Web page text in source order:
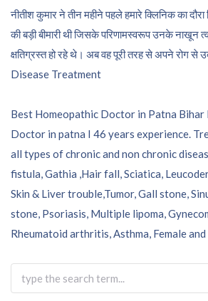
Post
navigation
नीतीश कुमार ने तीन महीने पहले हमारे क्लिनिक का
की बड़ी बीमारी थी जिसके परिणामस्वरूप उनके नाखून
क्षतिग्रस्त हो रहे थे। अब वह पूरी तरह से अपने रोग से
Disease Treatment
Best Homeopathic Doctor in Patna Bihar
Doctor in patna I 46 years experience.
all types of chronic and non chronic
fistula, Gathia ,Hair fall, Sciatica,
Skin & Liver trouble,Tumor, Gall stone,
stone, Psoriasis, Multiple lipoma,
Rheumatoid arthritis, Asthma, Female
Search
for: